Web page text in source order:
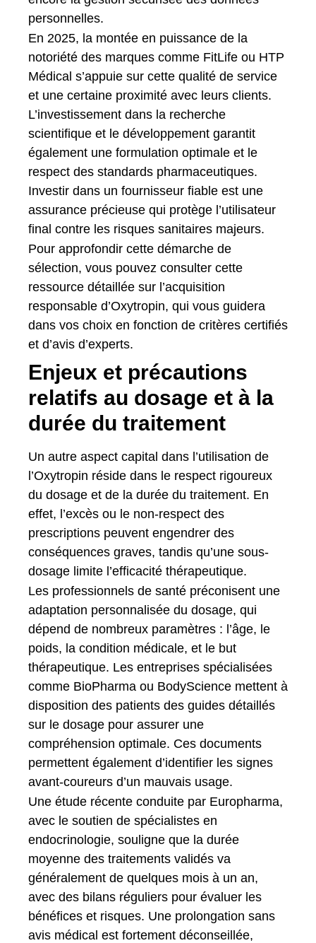
personnelles.
En 2025, la montée en puissance de la
notoriété des marques comme FitLife ou HTP
Médical s’appuie sur cette qualité de service
et une certaine proximité avec leurs clients.
L’investissement dans la recherche
scientifique et le développement garantit
également une formulation optimale et le
respect des standards pharmaceutiques.
Investir dans un fournisseur fiable est une
assurance précieuse qui protège l’utilisateur
final contre les risques sanitaires majeurs.
Pour approfondir cette démarche de
sélection, vous pouvez consulter cette
ressource détaillée sur l’acquisition
responsable d’Oxytropin, qui vous guidera
dans vos choix en fonction de critères certifiés
et d’avis d’experts.
Enjeux et précautions
relatifs au dosage et à la
durée du traitement
Un autre aspect capital dans l’utilisation de
l’Oxytropin réside dans le respect rigoureux
du dosage et de la durée du traitement. En
effet, l’excès ou le non-respect des
prescriptions peuvent engendrer des
conséquences graves, tandis qu’une sous-
dosage limite l’efficacité thérapeutique.
Les professionnels de santé préconisent une
adaptation personnalisée du dosage, qui
dépend de nombreux paramètres : l’âge, le
poids, la condition médicale, et le but
thérapeutique. Les entreprises spécialisées
comme BioPharma ou BodyScience mettent à
disposition des patients des guides détaillés
sur le dosage pour assurer une
compréhension optimale. Ces documents
permettent également d’identifier les signes
avant-coureurs d’un mauvais usage.
Une étude récente conduite par Europharma,
avec le soutien de spécialistes en
endocrinologie, souligne que la durée
moyenne des traitements validés va
généralement de quelques mois à un an,
avec des bilans réguliers pour évaluer les
bénéfices et risques. Une prolongation sans
avis médical est fortement déconseillée,